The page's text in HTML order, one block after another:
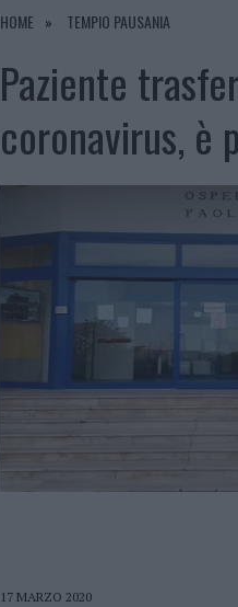
7 AGOSTO 2026 | MICHELLE HUNZIKER
HOME TEMPIO PAUSANIA
Paziente
coronavirus, è
17 MARZO 2020